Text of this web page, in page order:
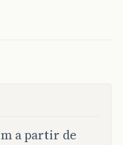
a partir de